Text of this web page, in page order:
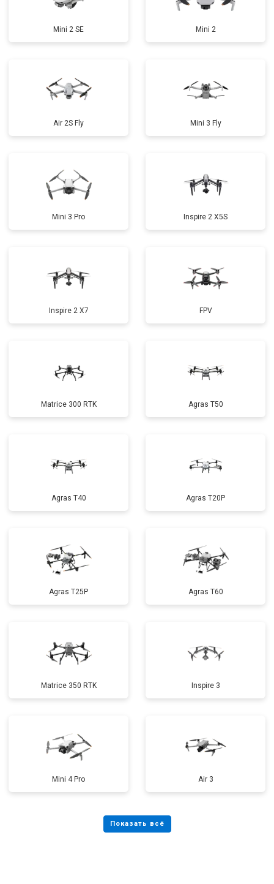
Mini 2 SE Mini 2
Air 2S Fly Mini 3 Fly
Mini 3 Pro Inspire 2 X5S
Inspire 2 X7 FPV
Matrice 300 RTK Agras T50
Agras T40 Agras T20P
Agras T25P Agras T60
Matrice 350 RTK Inspire 3
Mini 4 Pro Air 3